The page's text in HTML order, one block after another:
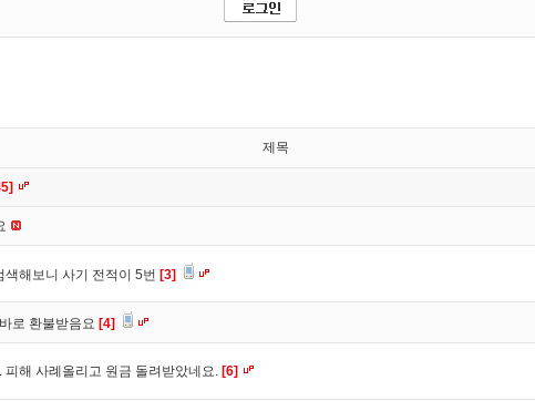
제목
해보니 사기 전적이 5번 [3]
로 환불받음요 [4]
해 사례올리고 원금 돌려받았네요. [6]